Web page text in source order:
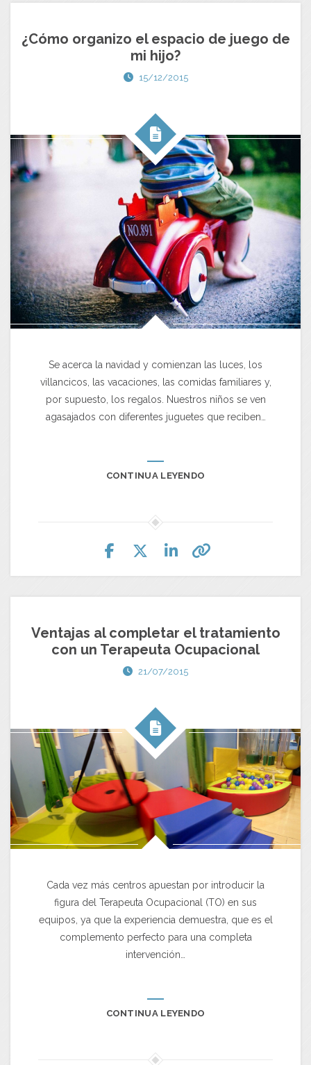
¿Cómo organizo el espacio de juego de
mi hijo?
15/12/2015
Se acerca la navidad y comienzan las luces, los
villancicos, las vacaciones, las comidas familiares y,
por supuesto, los regalos. Nuestros niños se ven
agasajados con diferentes juguetes que reciben…
CONTINUA LEYENDO
Ventajas al completar el tratamiento
con un Terapeuta Ocupacional
21/07/2015
Cada vez más centros apuestan por introducir la
figura del Terapeuta Ocupacional (TO) en sus
equipos, ya que la experiencia demuestra, que es el
complemento perfecto para una completa
intervención…
CONTINUA LEYENDO